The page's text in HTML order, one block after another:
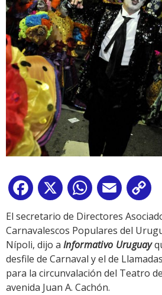
Facebook
X WhatsApp
Email
El secretario de Directores
Carnavalescos Populares del
Nípoli, dijo a Informativo Uruguay
desfile de Carnaval y el de
para la circunvalación del Teatro
avenida Juan A. Cachón.